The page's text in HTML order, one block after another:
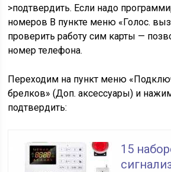
>подтвердить. Если надо
номеров В пункте меню «Голос.
проверить работу сим карты —
номер телефона.
Переходим на пункт меню
брелков» (Доп. аксессуары) и
подтвердить:
15